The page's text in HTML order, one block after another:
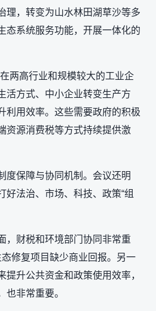
理，转变为山水林田湖草沙等多
态系统服务功能，开展一体化的
两高行业和规模较大的工业企
活方式、中小企业转变生产方
利用效率。这些需要政府的积极
资源消费税等方式持续提供激
度保障与协同机制。会议还明
好法治、市场、科技、政策“组
，财税和环境部门协同非常重
修复项目缺少商业回报。另一
提升公共资金和政策使用效率，
也非常重要。